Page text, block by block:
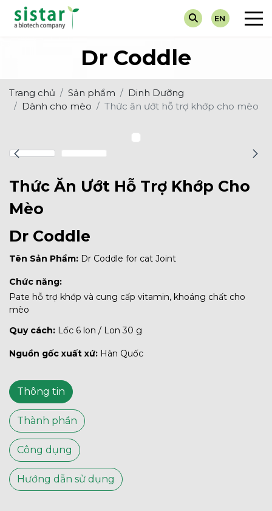
EN
Thuốc Điều Trị
Tin Khuyến Mại
Dr Coddle
Trang chủ Sản phẩm
Dinh Dưỡng
Dành cho mèo
Thức ăn ướt hỗ trợ khớp cho mèo
Thức Ăn Ướt Hỗ Trợ Khớp Cho
Mèo
Dr Coddle
Tên Sản Phẩm: Dr Coddle for cat Joint
Chức năng:
Pate hỗ trợ khớp và cung cấp vitamin, khoáng chất cho
mèo
Quy cách: Lốc 6 lon / Lon 30 g
Nguồn gốc xuất xứ: Hàn Quốc
Thông tin
Thành phần
Công dụng
Hướng dẫn sử dụng